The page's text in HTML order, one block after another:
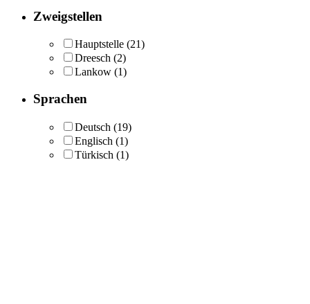
Zweigstellen
Hauptstelle (21)
Dreesch (2)
Lankow (1)
Sprachen
Deutsch (19)
Englisch (1)
Türkisch (1)